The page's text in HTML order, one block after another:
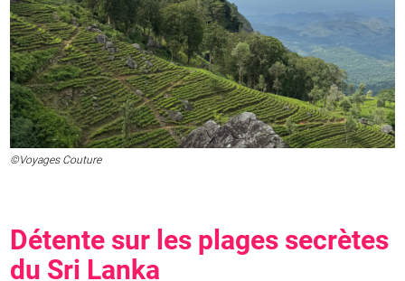
©Voyages Couture
Détente sur les plages secrètes
du Sri Lanka